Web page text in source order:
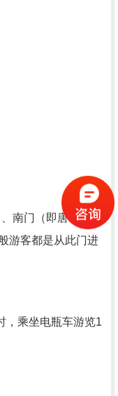
南门（即唐市）和
游客都是从此门进
乘坐电瓶车游览1